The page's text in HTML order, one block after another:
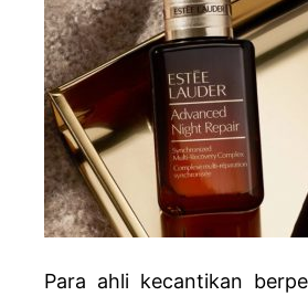
Para ahli kecantikan